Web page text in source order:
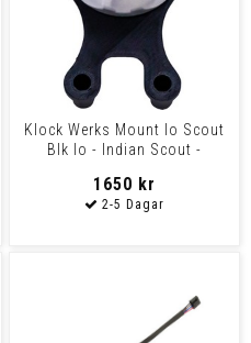
Klock Werks Mount Io Scout
Blk Io - Indian Scout -
1650 kr